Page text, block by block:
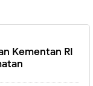
Kementan RI